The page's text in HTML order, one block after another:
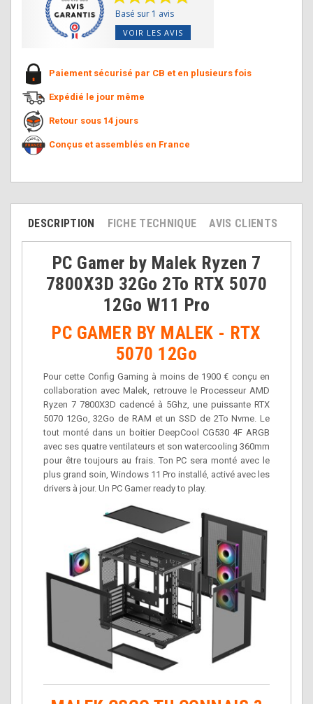
Basé sur 1 avis
VOIR LES AVIS
Paiement sécurisé par CB et en plusieurs fois
Expédié le jour même
Retour sous 14 jours
Conçus et assemblés en France
DESCRIPTION FICHE TECHNIQUE AVIS CLIENTS
PC Gamer by Malek Ryzen 7
7800X3D 32Go 2To RTX 5070
12Go W11 Pro
PC GAMER BY MALEK - RTX
5070 12Go
Pour cette Config Gaming à moins de 1900 € conçu en
collaboration avec Malek, retrouve le Processeur AMD
Ryzen 7 7800X3D cadencé à 5Ghz, une puissante RTX
5070 12Go, 32Go de RAM et un SSD de 2To Nvme. Le
tout monté dans un boitier DeepCool CG530 4F ARGB
avec ses quatre ventilateurs et son watercooling 360mm
pour être toujours au frais. Ton PC sera monté avec le
plus grand soin, Windows 11 Pro installé, activé avec les
drivers à jour. Un PC Gamer ready to play.